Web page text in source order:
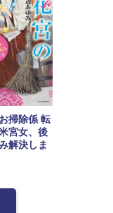
掃除係 転
宮女、後
解決しま